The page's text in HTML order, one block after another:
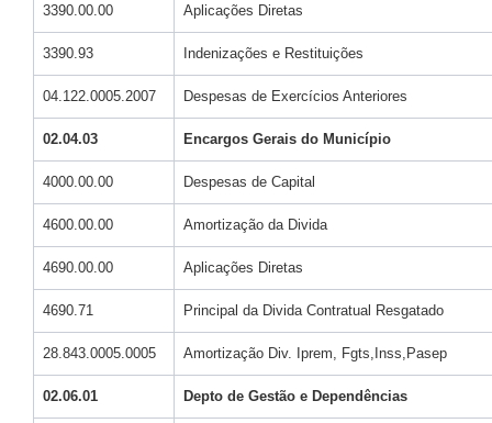
3390.00.00 Aplicações Diretas
3390.93 Indenizações e Restituições
04.122.0005.2007 Despesas de Exercícios Anteriores
02.04.03 Encargos Gerais do Município
4000.00.00 Despesas de Capital
4600.00.00 Amortização da Divida
4690.00.00 Aplicações Diretas
4690.71 Principal da Divida Contratual Resgatado
28.843.0005.0005 Amortização Div. Iprem, Fgts,Inss,Pasep
02.06.01 Depto de Gestão e Dependências